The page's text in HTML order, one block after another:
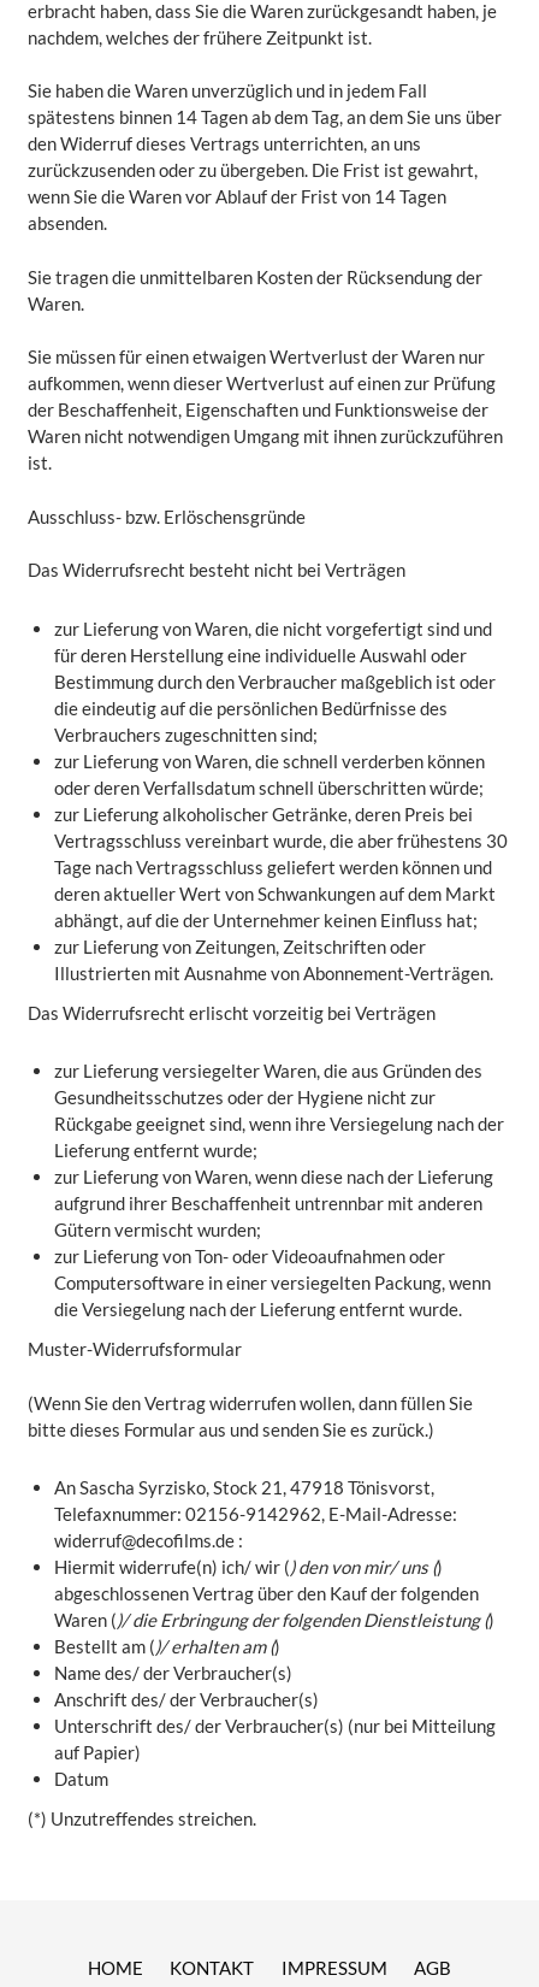
erbracht haben, dass Sie die Waren zurückgesandt haben, je
nachdem, welches der frühere Zeitpunkt ist.
Sie haben die Waren unverzüglich und in jedem Fall
spätestens binnen 14 Tagen ab dem Tag, an dem Sie uns über
den Widerruf dieses Vertrags unterrichten, an uns
zurückzusenden oder zu übergeben. Die Frist ist gewahrt,
wenn Sie die Waren vor Ablauf der Frist von 14 Tagen
absenden.
Sie tragen die unmittelbaren Kosten der Rücksendung der
Waren.
Sie müssen für einen etwaigen Wertverlust der Waren nur
aufkommen, wenn dieser Wertverlust auf einen zur Prüfung
der Beschaffenheit, Eigenschaften und Funktionsweise der
Waren nicht notwendigen Umgang mit ihnen zurückzuführen
ist.
Ausschluss- bzw. Erlöschensgründe
Das Widerrufsrecht besteht nicht bei Verträgen
zur Lieferung von Waren, die nicht vorgefertigt sind und
für deren Herstellung eine individuelle Auswahl oder
Bestimmung durch den Verbraucher maßgeblich ist oder
die eindeutig auf die persönlichen Bedürfnisse des
Verbrauchers zugeschnitten sind;
zur Lieferung von Waren, die schnell verderben können
oder deren Verfallsdatum schnell überschritten würde;
zur Lieferung alkoholischer Getränke, deren Preis bei
Vertragsschluss vereinbart wurde, die aber frühestens 30
Tage nach Vertragsschluss geliefert werden können und
deren aktueller Wert von Schwankungen auf dem Markt
abhängt, auf die der Unternehmer keinen Einfluss hat;
zur Lieferung von Zeitungen, Zeitschriften oder
Illustrierten mit Ausnahme von Abonnement-Verträgen.
Das Widerrufsrecht erlischt vorzeitig bei Verträgen
zur Lieferung versiegelter Waren, die aus Gründen des
Gesundheitsschutzes oder der Hygiene nicht zur
Rückgabe geeignet sind, wenn ihre Versiegelung nach der
Lieferung entfernt wurde;
zur Lieferung von Waren, wenn diese nach der Lieferung
aufgrund ihrer Beschaffenheit untrennbar mit anderen
Gütern vermischt wurden;
zur Lieferung von Ton- oder Videoaufnahmen oder
Computersoftware in einer versiegelten Packung, wenn
die Versiegelung nach der Lieferung entfernt wurde.
Muster-Widerrufsformular
(Wenn Sie den Vertrag widerrufen wollen, dann füllen Sie
bitte dieses Formular aus und senden Sie es zurück.)
An Sascha Syrzisko, Stock 21, 47918 Tönisvorst,
Telefaxnummer: 02156-9142962, E-Mail-Adresse:
widerruf@decofilms.de :
Hiermit widerrufe(n) ich/ wir () den von mir/ uns ()
abgeschlossenen Vertrag über den Kauf der folgenden
Waren ()/ die Erbringung der folgenden Dienstleistung ()
Bestellt am ()/ erhalten am ()
Name des/ der Verbraucher(s)
Anschrift des/ der Verbraucher(s)
Unterschrift des/ der Verbraucher(s) (nur bei Mitteilung
auf Papier)
Datum
(*) Unzutreffendes streichen.
HOME KONTAKT IMPRESSUM AGB